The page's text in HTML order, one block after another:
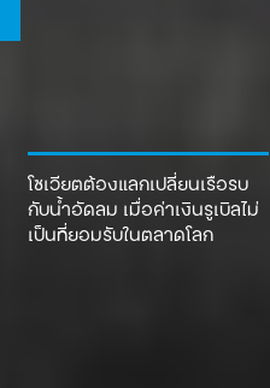
โซเวียตต้องแลกเปลี่ยนเรือรบ
กับน้ำอัดลม เมื่อค่าเงินรูเบิลไม่
เป็นที่ยอมรับในตลาดโลก